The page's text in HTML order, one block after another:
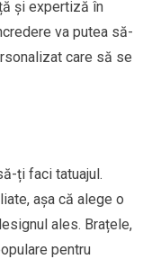
și expertiză în
va putea să-
care să se
ți faci tatuajul.
așa că alege o
ales. Brațele,
pentru